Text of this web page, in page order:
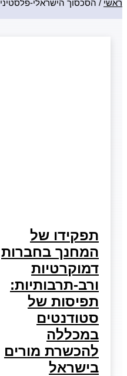
ראשי / הסכסוך הישראלי-פלסטיני
תפקידו של
המחנך בחברות
דמוקרטיות
ורב-תרבותיות:
תפיסות של
סטודנטים
במכללה
להכשרת מורים
בישראל